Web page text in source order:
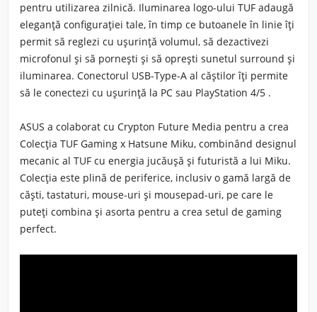
pentru utilizarea zilnică. Iluminarea logo-ului TUF adaugă
eleganță configurației tale, în timp ce butoanele în linie îți
permit să reglezi cu ușurință volumul, să dezactivezi
microfonul și să pornești și să oprești sunetul surround și
iluminarea. Conectorul USB-Type-A al căștilor îți permite
să le conectezi cu ușurință la PC sau PlayStation 4/5 .
ASUS a colaborat cu Crypton Future Media pentru a crea
Colecția TUF Gaming x Hatsune Miku, combinând designul
mecanic al TUF cu energia jucăușă și futuristă a lui Miku.
Colecția este plină de periferice, inclusiv o gamă largă de
căști, tastaturi, mouse-uri și mousepad-uri, pe care le
puteți combina și asorta pentru a crea setul de gaming
perfect.